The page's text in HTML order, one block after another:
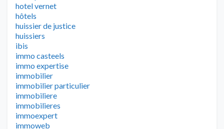
hotel vernet
hôtels
huissier de justice
huissiers
ibis
immo casteels
immo expertise
immobilier
immobilier particulier
immobiliere
immobilieres
immoexpert
immoweb